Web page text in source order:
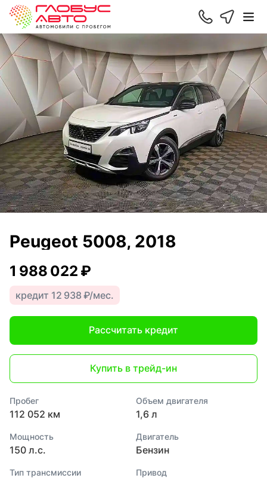
Peugeot 5008, 2018
1 988 022 ₽
кредит 12 938 ₽/мес.
Рассчитать кредит
Купить в трейд-ин
Пробег
112 052 км
Объем двигателя
1,6 л
Мощность
150 л.с.
Двигатель
Бензин
Тип трансмиссии Привод